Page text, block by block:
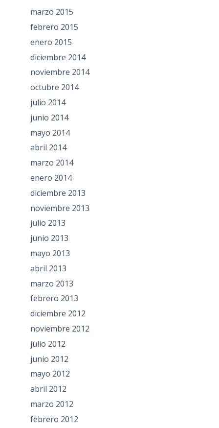
marzo 2015
febrero 2015
enero 2015
diciembre 2014
noviembre 2014
octubre 2014
julio 2014
junio 2014
mayo 2014
abril 2014
marzo 2014
enero 2014
diciembre 2013
noviembre 2013
julio 2013
junio 2013
mayo 2013
abril 2013
marzo 2013
febrero 2013
diciembre 2012
noviembre 2012
julio 2012
junio 2012
mayo 2012
abril 2012
marzo 2012
febrero 2012